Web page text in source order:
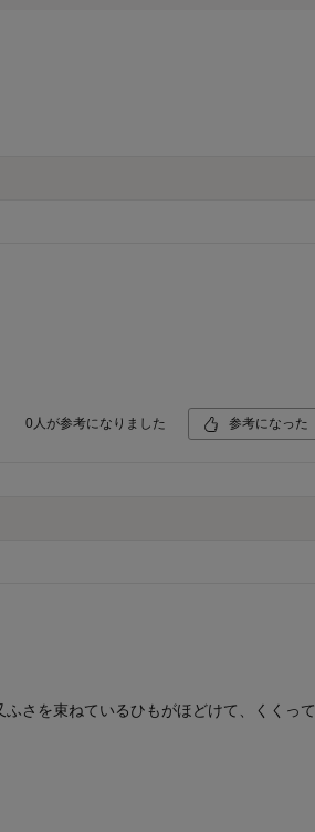
0 人が参考になりました 参考になった
さを束ねているひもがほどけて、くくって